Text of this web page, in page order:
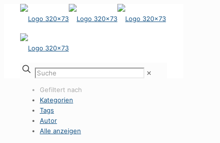
✕
Gefiltert nach
Kategorien
Tags
Autor
Alle anzeigen